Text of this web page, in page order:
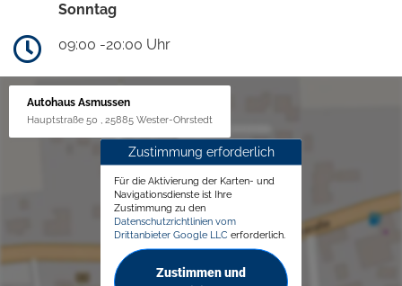
Sonntag
09:00 -20:00 Uhr
Autohaus Asmussen
Hauptstraße 50 , 25885 Wester-Ohrstedt
Zustimmung erforderlich
Für die Aktivierung der Karten- und
Navigationsdienste ist Ihre
Zustimmung zu den
Datenschutzrichtlinien vom
Drittanbieter Google LLC erforderlich.
Zustimmen und